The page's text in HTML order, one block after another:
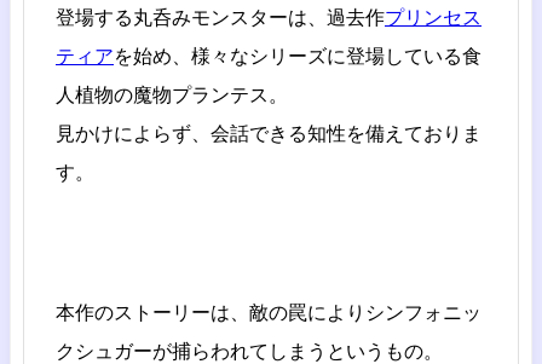
登場する丸呑みモンスターは、過去作プリンセス
ティアを始め、様々なシリーズに登場している食
人植物の魔物プランテス。
見かけによらず、会話できる知性を備えておりま
す。
本作のストーリーは、敵の罠によりシンフォニッ
クシュガーが捕らわれてしまうというもの。